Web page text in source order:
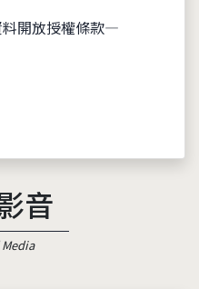
開放授權條款—
音